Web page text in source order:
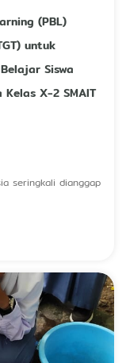
(PBL)
untuk
Siswa
X-2 SMAIT
seringkali dianggap